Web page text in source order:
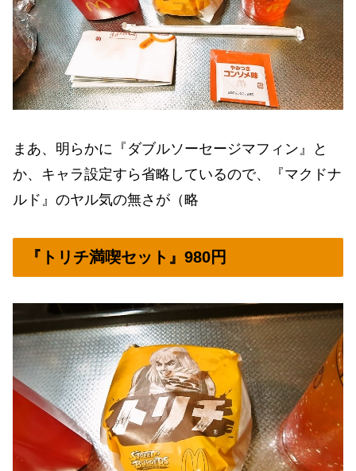
まあ、明らかに『ダブルソーセージマフィン』と
か、キャラ設定すら省略しているので、『マクドナ
ルド』のヤル気の無さが（略
『トリチ満喫セット』980円